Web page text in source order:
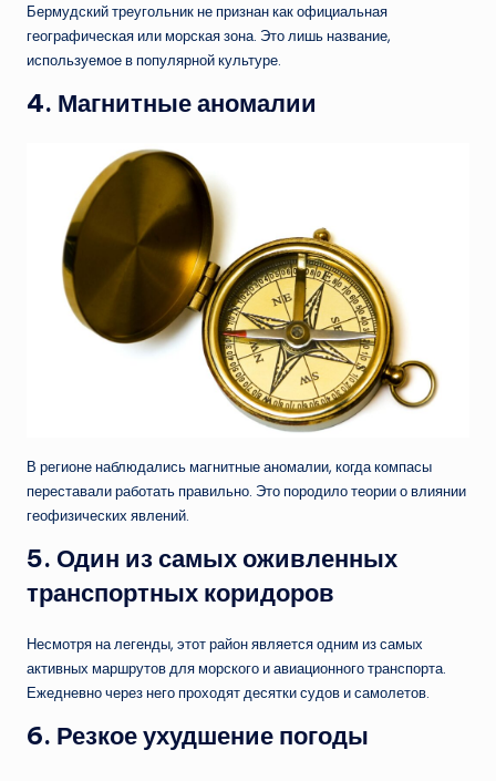
Бермудский треугольник не признан как официальная
географическая или морская зона. Это лишь название,
используемое в популярной культуре.
4. Магнитные аномалии
В регионе наблюдались магнитные аномалии, когда компасы
переставали работать правильно. Это породило теории о влиянии
геофизических явлений.
5. Один из самых оживленных
транспортных коридоров
Несмотря на легенды, этот район является одним из самых
активных маршрутов для морского и авиационного транспорта.
Ежедневно через него проходят десятки судов и самолетов.
6. Резкое ухудшение погоды